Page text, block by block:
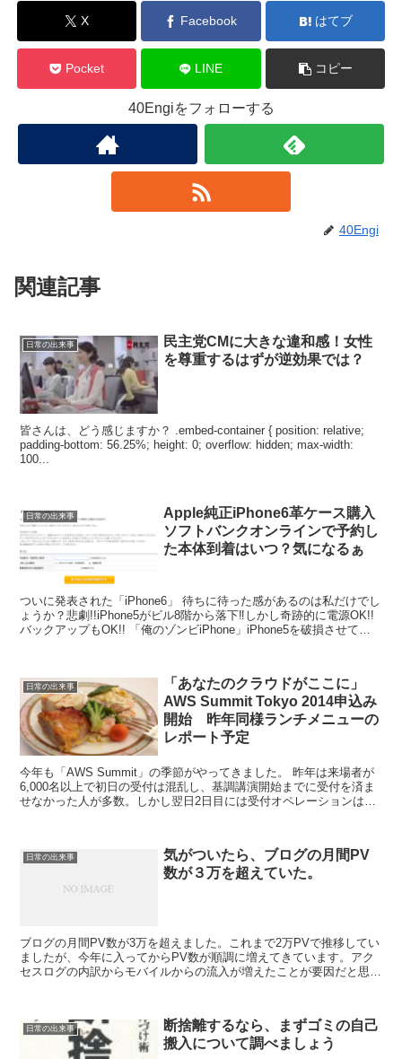
X Facebook はてブ
Pocket LINE コピー
40Engiをフォローする
40Engi
関連記事
日常の出来事
民主党CMに大きな違和感！女性
を尊重するはずが逆効果では？
皆さんは、どう感じますか？ .embed-container { position: relative;
padding-bottom: 56.25%; height: 0; overflow: hidden; max-width:
100...
日常の出来事
Apple純正iPhone6革ケース購入
ソフトバンクオンラインで予約し
た本体到着はいつ？気になるぁ
ついに発表された「iPhone6」 待ちに待った感があるのは私だけでし
ょうか？悲劇!!iPhone5がビル8階から落下‼︎しかし奇跡的に電源OK!!
バックアップもOK!! 「俺のゾンビiPhone」iPhone5を破損させてし
日常の出来事
「あなたのクラウドがここに」
AWS Summit Tokyo 2014申込み
開始 昨年同様ランチメニューの
レポート予定
今年も「AWS Summit」の季節がやってきました。 昨年は来場者が
6,000名以上で初日の受付は混乱し、基調講演開始までに受付を済ま
せなかった人が多数。しかし翌日2日目には受付オペレーションは見
日常の出来事
気がついたら、ブログの月間PV
数が３万を超えていた。
ブログの月間PV数が3万を超えました。これまで2万PVで推移してい
ましたが、今年に入ってからPV数が順調に増えてきています。アク
セスログの内訳からモバイルからの流入が増えたことが要因だと思い
日常の出来事
断捨離するなら、まずゴミの自己
搬入について調べましょう